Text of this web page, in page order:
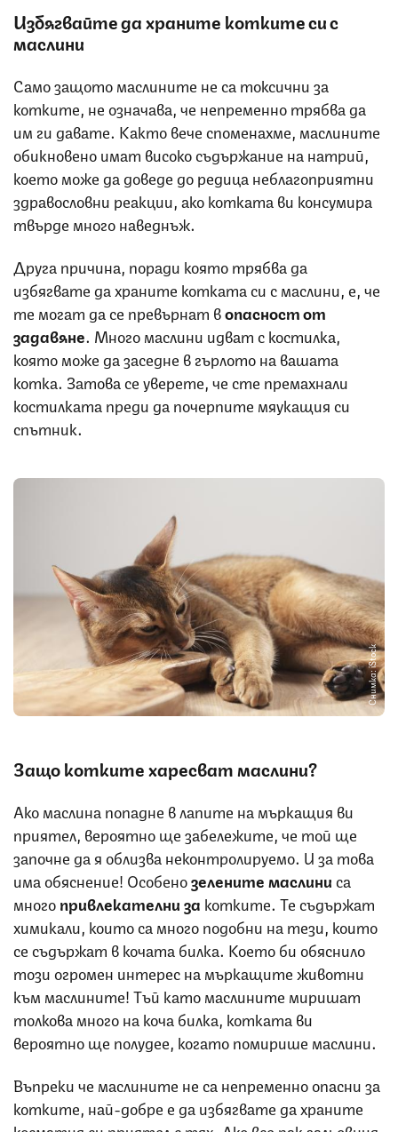
Избягвайте да храните котките си с
маслини
Само защото маслините не са токсични за
котките, не означава, че непременно трябва да
им ги давате. Както вече споменахме, маслините
обикновено имат високо съдържание на натрий,
което може да доведе до редица неблагоприятни
здравословни реакции, ако котката ви консумира
твърде много наведнъж.
Друга причина, поради която трябва да
избягвате да храните котката си с маслини, е, че
те могат да се превърнат вопасност от
задавяне. Много маслини идват с костилка,
която може да заседне в гърлото на вашата
котка. Затова се уверете, че сте премахнали
костилката преди да почерпите мяукащия си
спътник.
Снимка: iStock
Защо котките харесват маслини?
Ако маслина попадне в лапите на мъркащия ви
приятел, вероятно ще забележите, че той ще
започне да я облизва неконтролируемо. И за това
има обяснение! Особенозелените маслиниса
многопривлекателни за котките. Те съдържат
химикали, които са много подобни на тези, които
се съдържат в кочата билка. Което би обяснило
този огромен интерес на мъркащите животни
към маслините! Тъй като маслините миришат
толкова много на коча билка, котката ви
вероятно ще полудее, когато помирише маслини.
Въпреки че маслините не са непременно опасни за
котките, най-добре е да избягвате да храните